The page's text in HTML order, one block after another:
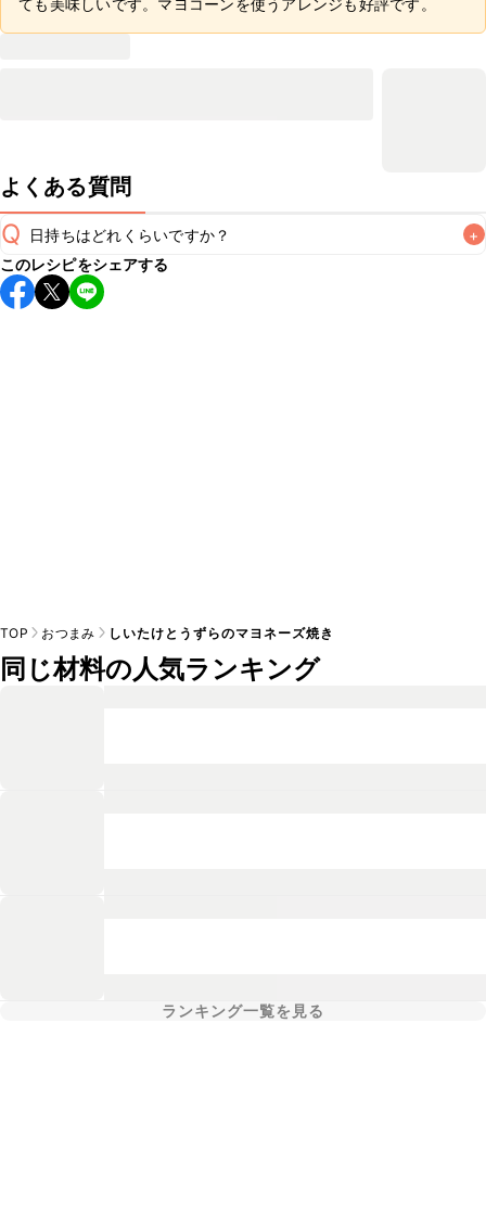
ても美味しいです。マヨコーンを使うアレンジも好評です。
よくある質問
Q 日持ちはどれくらいですか？ +
保存期間は冷蔵で翌日中が目安です。なるべくお早めにお召
し上がりください。
このレシピをシェアする
TOP おつまみ しいたけとうずらのマヨネーズ焼き
同じ材料の人気ランキング
ランキング一覧を見る